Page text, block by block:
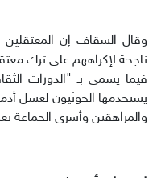
وقال السقاف إن
ناجحة لإكراههم على ترك
فيما يسمى بـ "الدورات
يستخدمها الحوثيون لغسل
والمراهقين وأسرى الجماعة